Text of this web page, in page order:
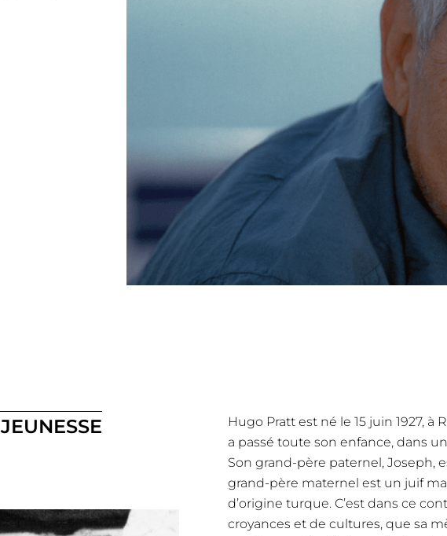
JEUNESSE
Hugo Pratt est né le 15 juin 1927, à
a passé toute son enfance, dans
Son grand-père paternel, Joseph,
grand-père maternel est un juif
d’origine turque. C’est dans ce
croyances et de cultures, que sa